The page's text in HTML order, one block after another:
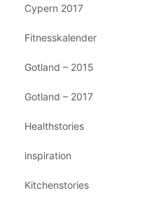
Cypern 2017
Fitnesskalender
Gotland – 2015
Gotland – 2017
Healthstories
inspiration
Kitchenstories